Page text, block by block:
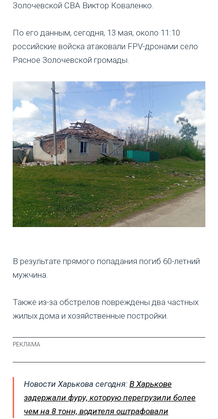
Золочевской СВА Виктор Коваленко.
По его данным, сегодня, 13 мая, около 11:10
российские войска атаковали FPV-дронами село
Рясное Золочевской громады.
В результате прямого попадания погиб 60-летний
мужчина.
Также из-за обстрелов повреждены два частных
жилых дома и хозяйственные постройки.
Новости Харькова сегодня: В Харькове
задержали фуру, которую перегрузили более
чем на 8 тонн, водителя оштрафовали